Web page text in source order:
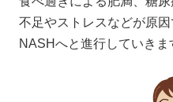
不足やストレスなどが原因
NASHへと進行していきま